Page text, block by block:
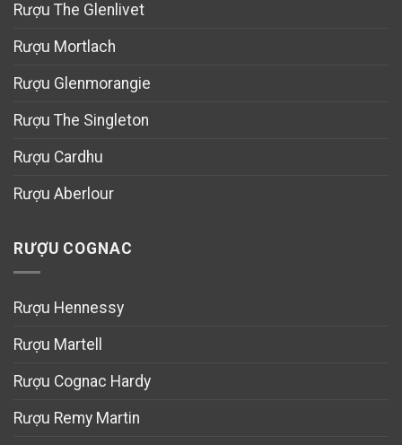
Rượu The Glenlivet
Rượu Mortlach
Rượu Glenmorangie
Rượu The Singleton
Rượu Cardhu
Rượu Aberlour
RƯỢU COGNAC
Rượu Hennessy
Rượu Martell
Rượu Cognac Hardy
Rượu Remy Martin